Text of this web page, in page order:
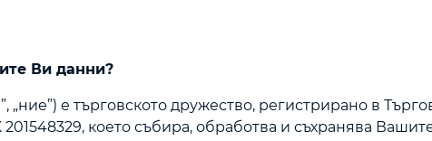
Ви данни?
е търговското дружество, регистрирано в
което събира, обработва и съхранява